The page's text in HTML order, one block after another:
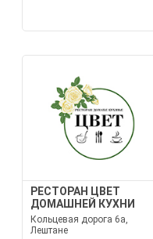
РЕСТОРАН ЦВЕТ
ДОМАШНЕЙ КУХНИ
Кольцевая дорога 6а,
Лештане